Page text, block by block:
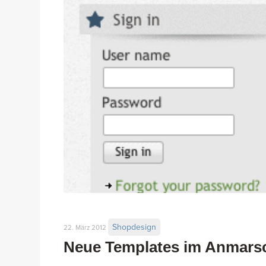
Neue Templates im
22. März 2012 Shopdesign